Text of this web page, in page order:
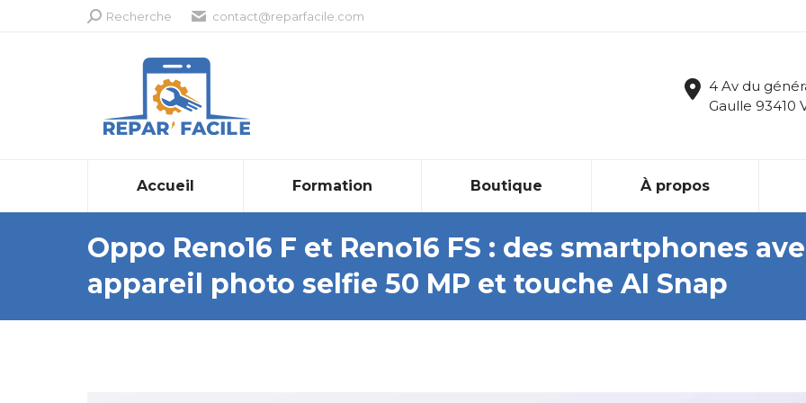
Recherche
Recherche contact@reparfacile.com
4 Av du
Gaulle 93410
Accueil Formation Boutique À propos
Oppo Reno16 F et Reno16 FS : des smartphones
appareil photo selfie 50 MP et touche AI Snap